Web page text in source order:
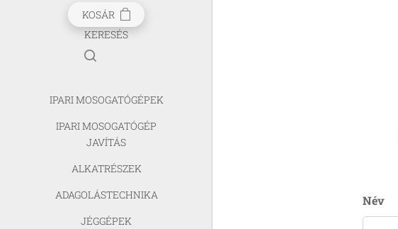
KOSÁR
KERESÉS
IPARI MOSOGATÓGÉPEK
IPARI MOSOGATÓGÉP
JAVÍTÁS
ALKATRÉSZEK
ADAGOLÁSTECHNIKA
JÉGGÉPEK
Név